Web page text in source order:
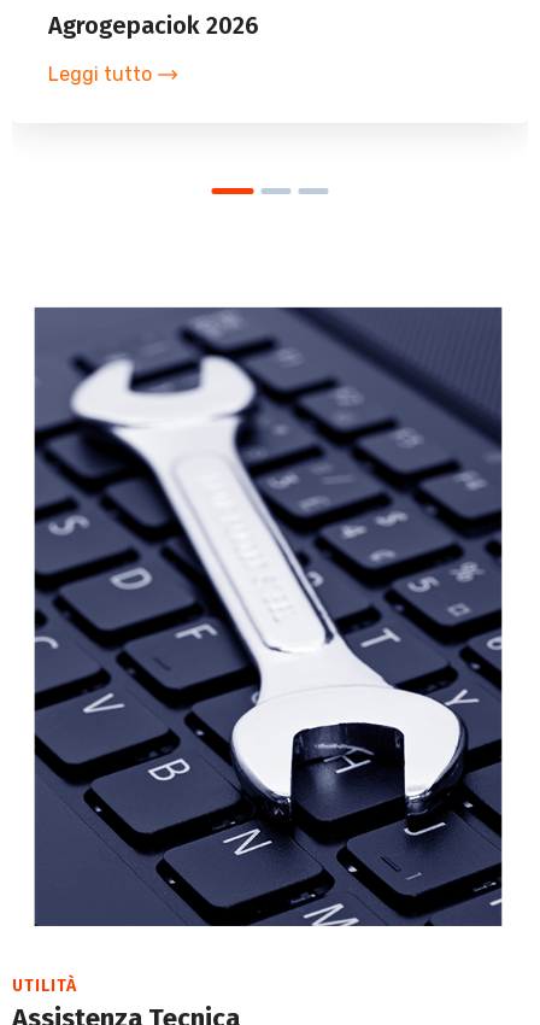
Agrogepaciok 2026
Leggi tutto
UTILITÀ